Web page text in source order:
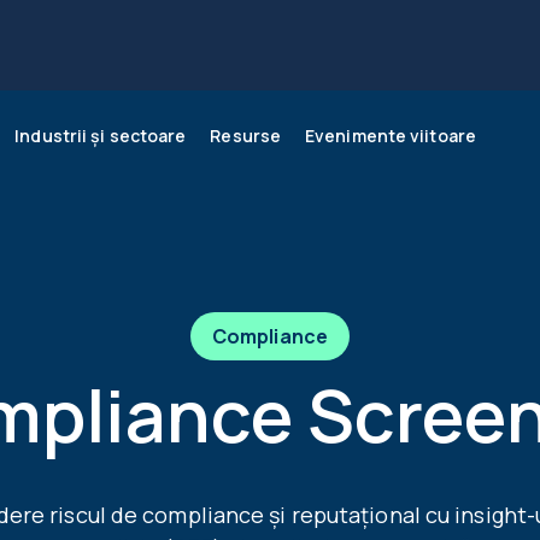
Monitoring
Industrii și sectoare Resurse Evenimente viitoare
Compliance
riscul de compliance și reputațional cu